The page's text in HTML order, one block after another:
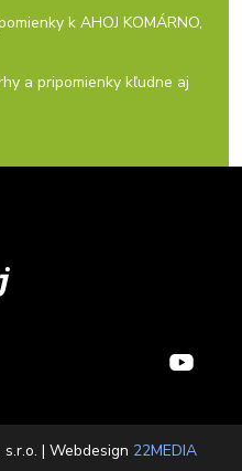
k AHOJ KOMÁRNO,
a pripomienky kľudne aj
| Webdesign 22MEDIA